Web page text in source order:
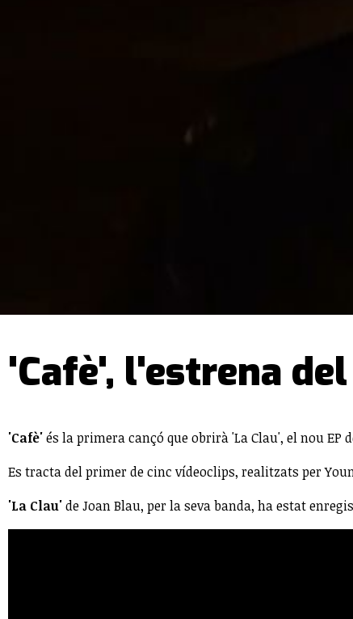
'Cafè', l'estrena
'Cafè'és la primera cançó que obrirà 'La Clau', el nou
Es tracta del primer de cinc vídeoclips, realitzats per
'La Clau'de Joan Blau, per la seva banda, ha estat